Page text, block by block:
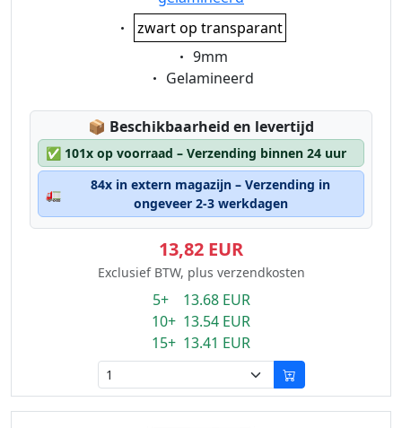
Eigenschaft:
zwart op transparant
Eigenschaft:
9mm
Eigenschaft:
Gelamineerd
📦 Lagerstatus:
Beschikbaarheid en levertijd
✅ 101x op voorraad – Verzending binnen 24 uur
🚛
84x in extern magazijn – Verzending in
ongeveer 2-3 werkdagen
13,82 EUR
Exclusief BTW, plus verzendkosten
5+ 13.68 EUR
10+ 13.54 EUR
15+ 13.41 EUR